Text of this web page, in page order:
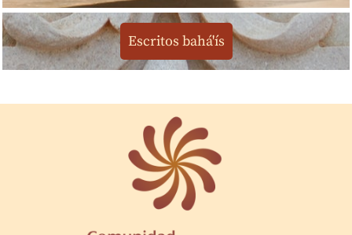
Escritos bahá'ís